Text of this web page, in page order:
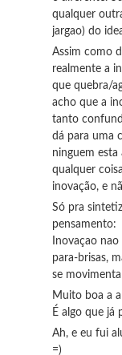
qualquer
jargao) do
Assim como
realmente a
que quebra/
acho que a
tanto
dá para uma
ninguem esta
qualquer
inovação, e
Só pra
pensamento:
Inovaçao
para-brisas,
se
Muito boa a
É algo que já
Ah, e eu fui
=)